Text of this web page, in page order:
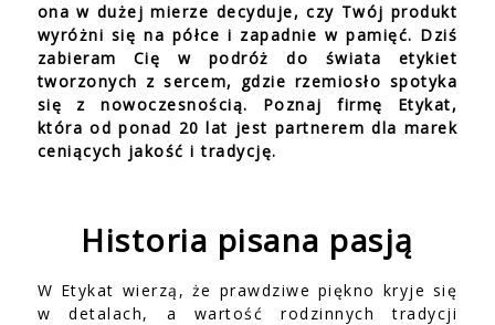
ona w dużej mierze decyduje, czy Twój produkt
wyróżni się na półce i zapadnie w pamięć. Dziś
zabieram Cię w podróż do świata etykiet
tworzonych z sercem, gdzie rzemiosło spotyka
się z nowoczesnością. Poznaj firmę Etykat,
która od ponad 20 lat jest partnerem dla marek
ceniących jakość i tradycję.
Historia pisana pasją
W Etykat wierzą, że prawdziwe piękno kryje się
w detalach, a wartość rodzinnych tradycji